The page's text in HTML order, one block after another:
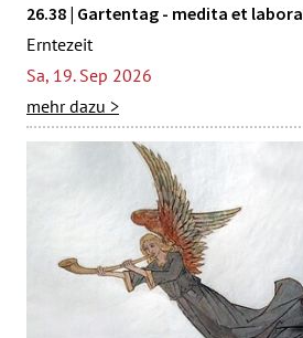
26.38 | Gartentag - medita et labora
Erntezeit
Sa, 19. Sep 2026
mehr dazu >